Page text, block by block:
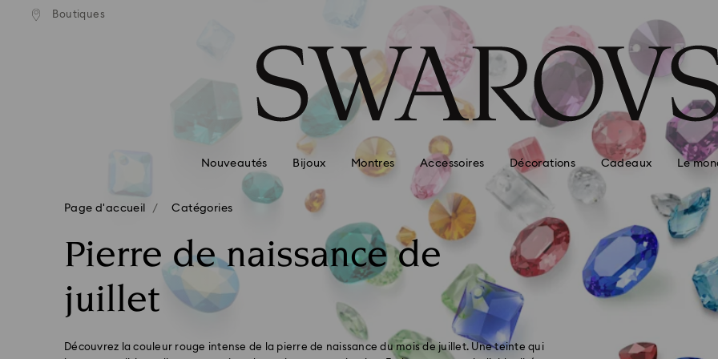
Accesskeys list
Boutiques
Nouveautés Bijoux Montres Accessoires Décorations Cadeaux Le
Page d'accueil Catégories
Pierre de naissance de
juillet
Découvrez la couleur rouge intense de la pierre de naissance du mois de juillet. Une teinte qui